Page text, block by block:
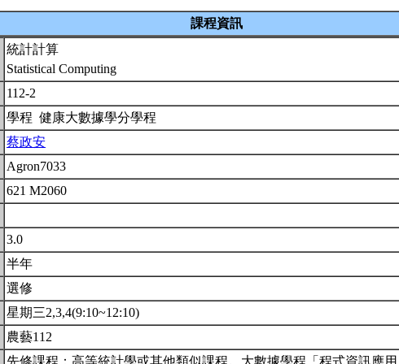
課程資訊
統計計算
Statistical Computing
112-2
學程 健康大數據學分學程
蔡政安
Agron7033
621 M2060
3.0
半年
選修
星期三2,3,4(9:10~12:10)
農藝112
先修課程：高等統計學或其他類似課程。大數據學程「程式資訊應用